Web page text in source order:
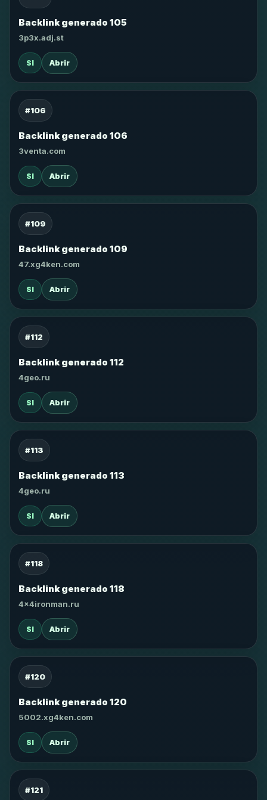
Backlink generado 105
3p3x.adj.st
SI Abrir
#106
Backlink generado 106
3venta.com
SI Abrir
#109
Backlink generado 109
47.xg4ken.com
SI Abrir
#112
Backlink generado 112
4geo.ru
SI Abrir
#113
Backlink generado 113
4geo.ru
SI Abrir
#118
Backlink generado 118
4x4ironman.ru
SI Abrir
#120
Backlink generado 120
5002.xg4ken.com
SI Abrir
#121